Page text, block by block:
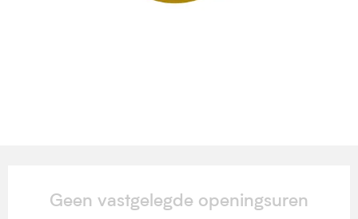
Geen vastgelegde openingsuren